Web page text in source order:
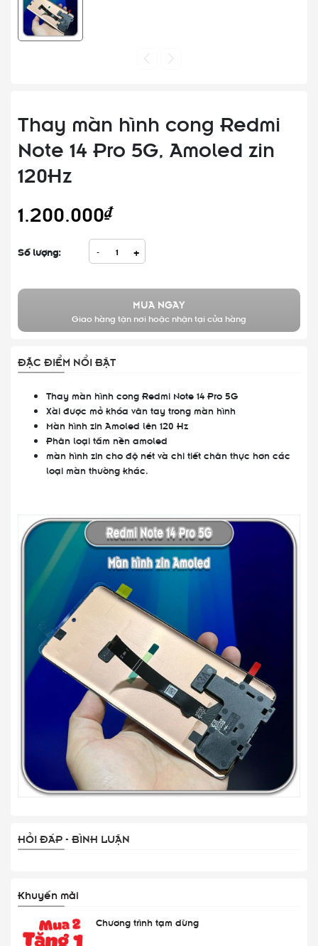
Thay màn hình cong Redmi
Note 14 Pro 5G, Amoled zin
120Hz
1.200.000₫
Số lượng: - +
MUA NGAY
Giao hàng tận nơi hoặc nhận tại cửa hàng
ĐẶC ĐIỂM NỔI BẬT
Thay màn hình cong Redmi Note 14 Pro 5G
Xài được mở khóa vân tay trong màn hình
Màn hình zin Amoled lên 120 Hz
Phân loại tấm nền amoled
màn hình zin cho độ nét và chi tiết chân thực hơn các
loại màn thường khác.
HỎI ĐÁP - BÌNH LUẬN
Khuyến mãi
Chương trình tạm dừng